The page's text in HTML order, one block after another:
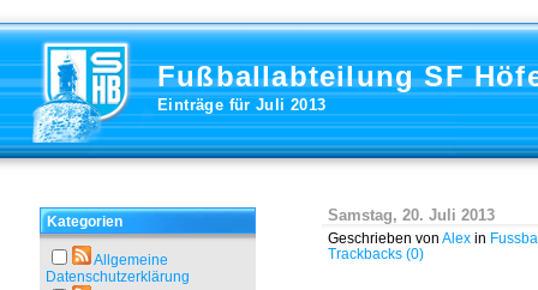
Fußballabteilung SF
Einträge für Juli 2013
Kategorien
Allgemeine
Datenschutzerklärung
Samstag, 20. Juli 2013
Geschrieben von Alex in
Trackbacks (0)